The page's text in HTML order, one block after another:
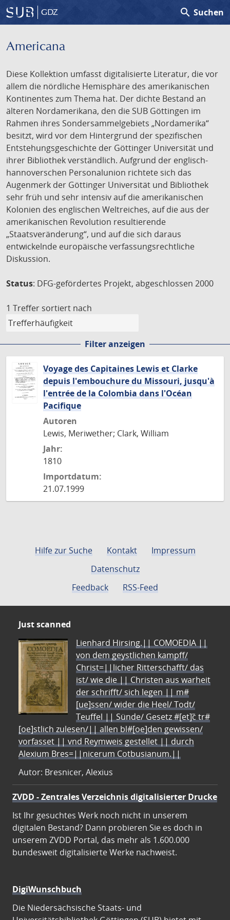
GDZ search Suchen
Americana
Diese Kollektion umfasst digitalisierte Literatur, die vor
allem die nördliche Hemisphäre des amerikanischen
Kontinentes zum Thema hat. Der dichte Bestand an
älteren Nordamerikana, den die SUB Göttingen im
Rahmen ihres Sondersammelgebiets „Nordamerika“
besitzt, wird vor dem Hintergrund der spezifischen
Entstehungsgeschichte der Göttinger Universität und
ihrer Bibliothek verständlich. Aufgrund der englisch-
hannoverschen Personalunion richtete sich das
Augenmerk der Göttinger Universität und Bibliothek
sehr früh und sehr intensiv auf die amerikanischen
Kolonien des englischen Weltreiches, auf die aus der
amerikanischen Revolution resultierende
„Staatsveränderung“, und auf die sich daraus
entwickelnde europäische verfassungsrechtliche
Diskussion.
Status: DFG-gefördertes Projekt, abgeschlossen 2000
1 Treffer sortiert nach
Filter anzeigen
Voyage des Capitaines Lewis et Clarke
depuis l'embouchure du Missouri, jusqu'à
l'entrée de la Colombia dans l'Océan
Pacifique
Autoren
Lewis, Meriwether; Clark, William
Jahr:
1810
Importdatum:
21.07.1999
Hilfe zur Suche Kontakt
Impressum
Datenschutz
Feedback
RSS-Feed
Just scanned
Lienhard Hirsing.|| COMOEDIA ||
von dem geystlichen kampff/
Christ=||licher Ritterschafft/ das
ist/ wie die || Christen aus warheit
der schrifft/ sich legen || m#
[ue]ssen/ wider die Heel/ Todt/
Teuffel || Sünde/ Gesetz #[et]c̃ tr#
[oe]stlich zulesen/|| allen bl#[oe]den gewissen/
vorfasset || vnd Reymweis gestellet || durch
Alexium Bres=||nicerum Cotbusianum.||
Autor: Bresnicer, Alexius
ZVDD - Zentrales Verzeichnis digitalisierter Drucke
Ist Ihr gesuchtes Werk noch nicht in unserem
digitalen Bestand? Dann probieren Sie es doch in
unserem ZVDD Portal, das mehr als 1.600.000
bundesweit digitalisierte Werke nachweist.
DigiWunschbuch
Die Niedersächsische Staats- und